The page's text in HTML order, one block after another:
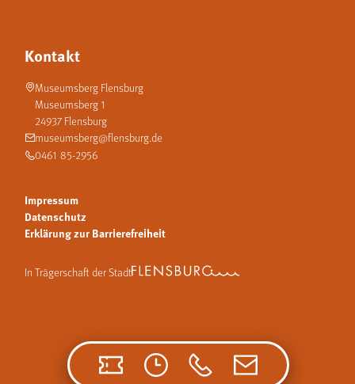
Kontakt
Museumsberg Flensburg
Museumsberg 1
24937 Flensburg
museumsberg@flensburg.de
0461 85-2956
In Trägerschaft der Stadt
Impressum
Datenschutz
Erklärung zur Barrierefreiheit